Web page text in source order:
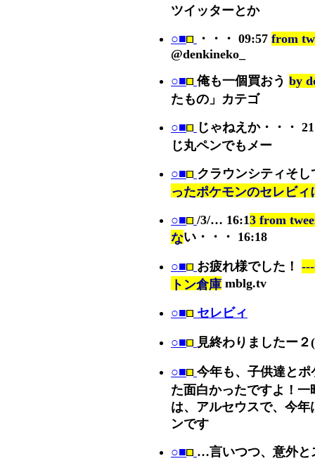
ツイッターとか
○■ ・・・ 09:57 from
@denkineko_
○■ 俺も一個買おう by
たもの」カテゴ
○■ じゃねえか・・・
じ丸ペンでもメー
○■ クラウンシティそし
ったポケモンのセレビィ
○■ /3/… 16:13 from
ない・・・ 16:18
○■ お疲れ様でした！
トン倉庫 mblg.tv
○■ セレビィ
○■ 見終わりましたー２
○■ 今年も、子供達と
た面白かったですよ！
は、アルセウスで、今
ンです
○■ …言いつつ、意外と